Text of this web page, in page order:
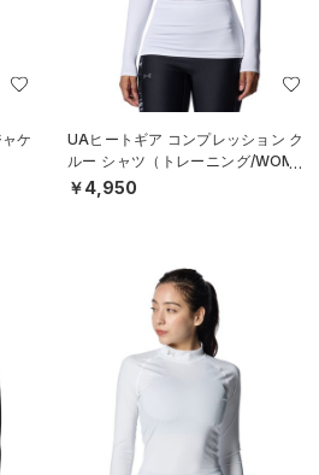
ケ
UAヒートギア コンプレッション ク
ルー シャツ（トレーニング/WOME
N）
￥4,950